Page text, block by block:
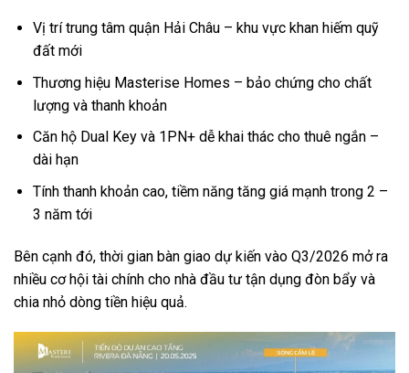
Vị trí trung tâm quận Hải Châu – khu vực khan hiếm quỹ
đất mới
Thương hiệu Masterise Homes – bảo chứng cho chất
lượng và thanh khoản
Căn hộ Dual Key và 1PN+ dễ khai thác cho thuê ngắn –
dài hạn
Tính thanh khoản cao, tiềm năng tăng giá mạnh trong 2 –
3 năm tới
Bên cạnh đó, thời gian bàn giao dự kiến vào Q3/2026 mở ra
nhiều cơ hội tài chính cho nhà đầu tư tận dụng đòn bẩy và
chia nhỏ dòng tiền hiệu quả.